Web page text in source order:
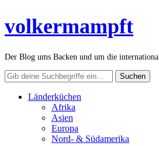
volkermampft
Der Blog ums Backen und um die
Länderküchen
Afrika
Asien
Europa
Nord- & Südamerika